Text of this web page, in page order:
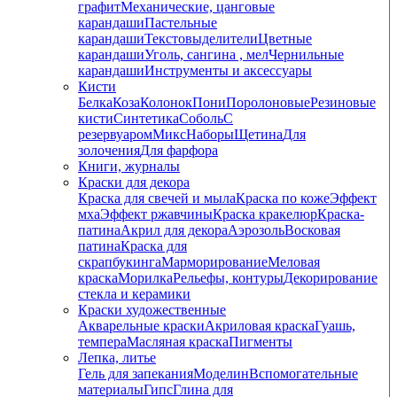
графитМеханические, цанговые
карандашиПастельные
карандашиТекстовыделителиЦветные
карандашиУголь, сангина , мелЧернильные
карандашиИнструменты и аксессуары
Кисти
БелкаКозаКолонокПониПоролоновыеРезиновые
кистиСинтетикаСобольС
резервуаромМиксНаборыЩетинаДля
золоченияДля фарфора
Книги, журналы
Краски для декора
Краска для свечей и мылаКраска по кожеЭффект
мхаЭффект ржавчиныКраска кракелюрКраска-
патинаАкрил для декораАэрозольВосковая
патинаКраска для
скрапбукингаМарморированиеМеловая
краскаМорилкаРельефы, контурыДекорирование
стекла и керамики
Краски художественные
Акварельные краскиАкриловая краскаГуашь,
темпераМасляная краскаПигменты
Лепка, литье
Гель для запеканияМоделинВспомогательные
материалыГипсГлина для